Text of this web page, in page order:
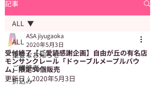
記事
ALL
重要なお知らせ
ご購読者へ
折込み
ALL
受付終了【ご愛読感謝企画】自由が丘の有名店
モンサンクレール「ドゥーブルメープルバウ
ム」限定50個販売
ASA jiyugaoka
2020年5月3日
更新日：2020年5月3日